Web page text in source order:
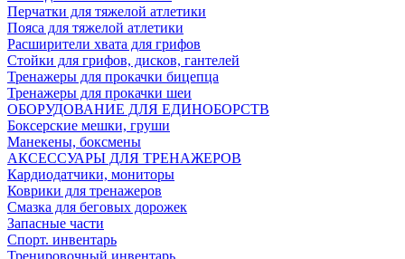
Перчатки для тяжелой атлетики
Пояса для тяжелой атлетики
Расширители хвата для грифов
Стойки для грифов, дисков, гантелей
Тренажеры для прокачки бицепца
Тренажеры для прокачки шеи
ОБОРУДОВАНИЕ ДЛЯ ЕДИНОБОРСТВ
Боксерские мешки, груши
Манекены, боксмены
АКСЕССУАРЫ ДЛЯ ТРЕНАЖЕРОВ
Кардиодатчики, мониторы
Коврики для тренажеров
Смазка для беговых дорожек
Запасные части
Спорт. инвентарь
Тренировочный инвентарь